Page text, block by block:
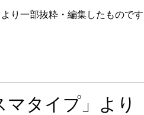
り一部抜粋・編集したものです
マタイプ」よ